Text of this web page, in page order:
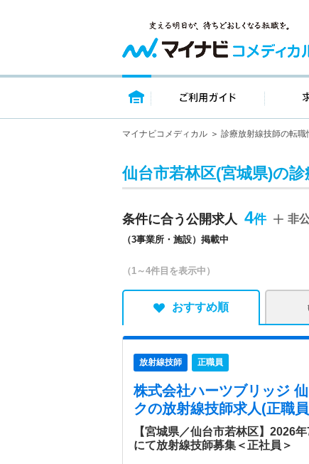
トップページ ご利用ガ
マイナビコメディカル 診療放射線技師の転職
仙台市若林区(宮城県)の
条件に合う公開求人 4
（3事業所・施設）掲載中
非
（1～4件目を表示中）
おすすめ順
放射線技師 正職員
株式会社ハーツブリッジ
クの放射線技師求人(正職
【宮城県／仙台市若林区】2026
にて放射線技師募集＜正社員＞